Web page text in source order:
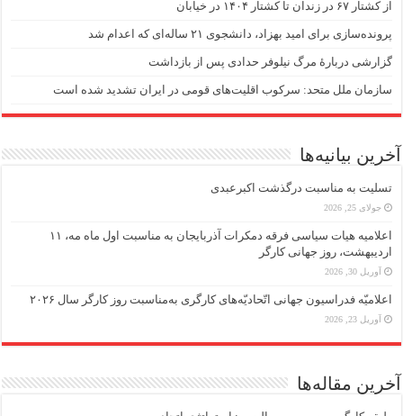
از کشتار ۶۷ در زندان تا کشتار ۱۴۰۴ در خیابان
پرونده‌سازی برای امید بهزاد، دانشجوی ۲۱ ساله‌ای که اعدام شد
گزارشی دربارهٔ مرگ نیلوفر حدادی پس از بازداشت
سازمان ملل متحد: سرکوب اقلیت‌های قومی در ایران تشدید شده است
آخرین بیانیه‌ها
تسلیت به مناسبت درگذشت اکبرعبدی
جولای 25, 2026
اعلامیه هیات سیاسی فرقه دمکرات آذربایجان به مناسبت اول ماه مه، ۱۱
اردیبهشت، روز جهانی کارگر
آوریل 30, 2026
اعلامیّه فدراسیون جهانی اتّحادیّه‌های کارگری به‌مناسبت روز کارگر سال ۲۰۲۶
آوریل 23, 2026
آخرین مقاله‌ها